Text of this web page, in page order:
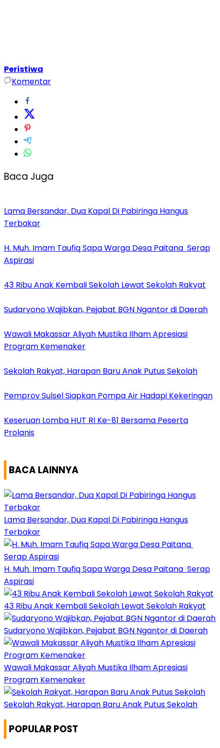
Peristiwa
Komentar
Baca Juga
Lama Bersandar, Dua Kapal Di Pabiringa Hangus
Terbakar
H. Muh. Imam Taufiq Sapa Warga Desa Paitana Serap
Aspirasi
43 Ribu Anak Kembali Sekolah Lewat Sekolah Rakyat
Sudaryono Wajibkan, Pejabat BGN Ngantor di Daerah
Wawali Makassar Aliyah Mustika Ilham Apresiasi
Program Kemenaker
Sekolah Rakyat, Harapan Baru Anak Putus Sekolah
Pemprov Sulsel Siapkan Pompa Air Hadapi Kekeringan
Keseruan Lomba HUT RI Ke-81 Bersama Peserta
Prolanis
BACA LAINNYA
Lama Bersandar, Dua Kapal Di Pabiringa Hangus
Terbakar
H. Muh. Imam Taufiq Sapa Warga Desa Paitana Serap
Aspirasi
43 Ribu Anak Kembali Sekolah Lewat Sekolah Rakyat
Sudaryono Wajibkan, Pejabat BGN Ngantor di Daerah
Wawali Makassar Aliyah Mustika Ilham Apresiasi
Program Kemenaker
Sekolah Rakyat, Harapan Baru Anak Putus Sekolah
POPULAR POST